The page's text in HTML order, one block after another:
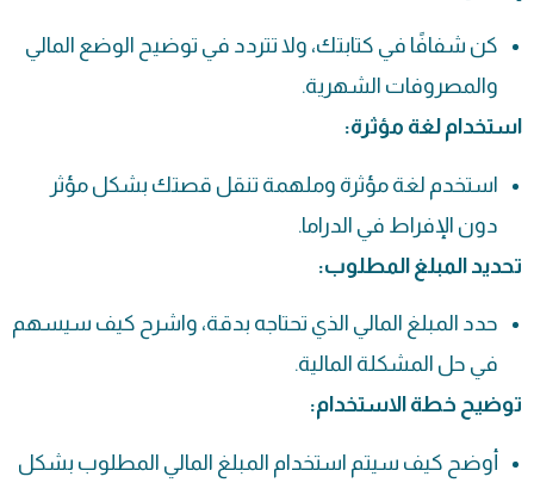
كن شفافًا في كتابتك، ولا تتردد في توضيح الوضع المالي
والمصروفات الشهرية.
استخدام لغة مؤثرة:
استخدم لغة مؤثرة وملهمة تنقل قصتك بشكل مؤثر
دون الإفراط في الدراما.
تحديد المبلغ المطلوب:
حدد المبلغ المالي الذي تحتاجه بدقة، واشرح كيف سيسهم
في حل المشكلة المالية.
توضيح خطة الاستخدام:
أوضح كيف سيتم استخدام المبلغ المالي المطلوب بشكل